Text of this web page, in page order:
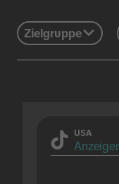
Zielgruppe
USA